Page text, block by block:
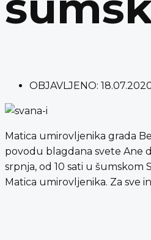
OBJAVLJENO:
Matica umirovljenika grada
povodu blagdana svete Ane
srpnja, od 10 sati u šumskom
Matica umirovljenika. Za sve